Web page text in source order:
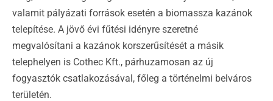
valamit pályázati források esetén a biomassza kazánok
telepítése. A jövő évi fűtési idényre szeretné
megvalósítani a kazánok korszerűsítését a másik
telephelyen is Cothec Kft., párhuzamosan az új
fogyasztók csatlakozásával, főleg a történelmi belváros
területén.